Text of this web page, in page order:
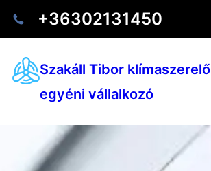
+36302131450
Szakáll Tibor klímaszerelő
egyéni vállalkozó